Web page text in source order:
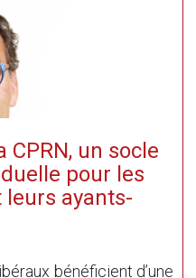
CPRN, un socle
pour les
ayants-
bénéficient d’une